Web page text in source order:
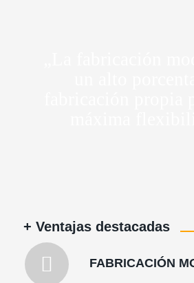
+ Ventajas destacadas
FABRICACIÓN